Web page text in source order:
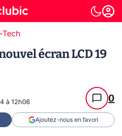
Tech
écran LCD 19
à 12h06 0
Ajoutez-nous en favori